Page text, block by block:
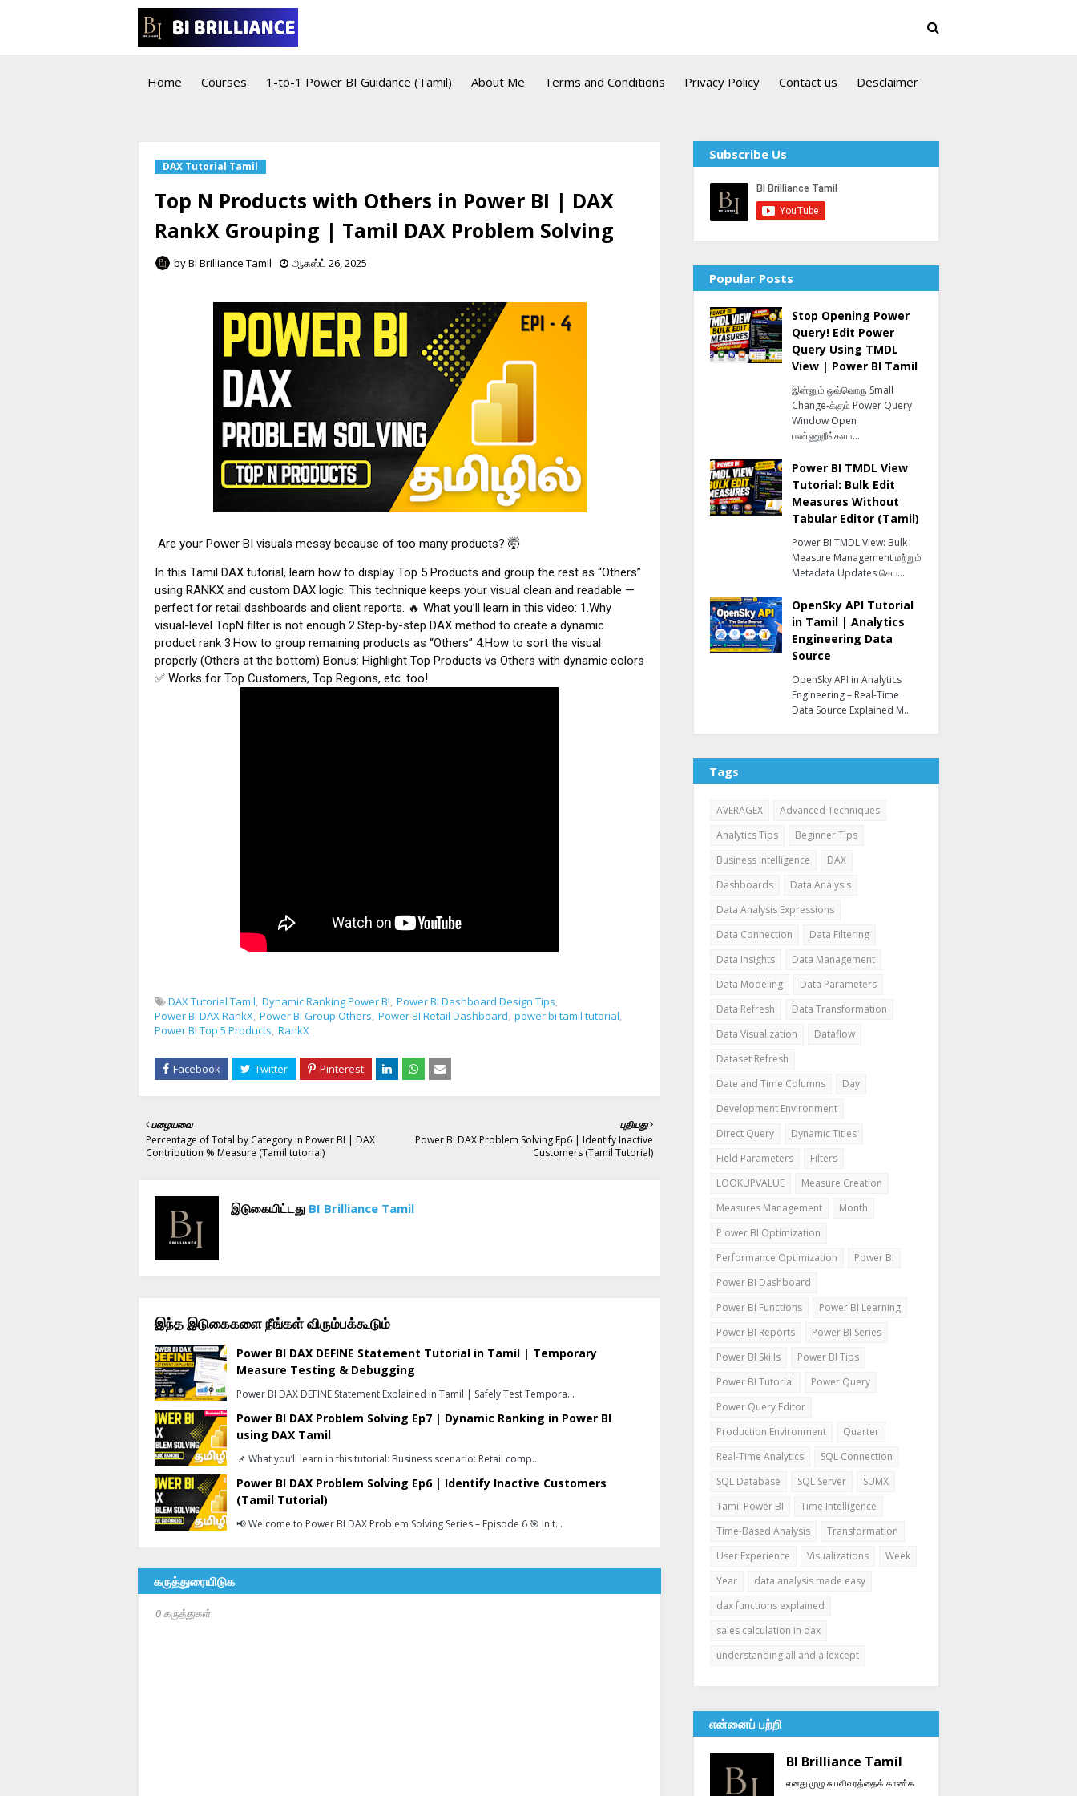
Home Courses 1-to-1 Power BI Guidance (Tamil) About Me Terms and Conditions Privacy Policy Contact us Desclaimer
DAX Tutorial Tamil
Top N Products with Others in Power BI | DAX
RankX Grouping | Tamil DAX Problem Solving
byBI Brilliance Tamil ஆகஸ்ட் 26, 2025
Are your Power BI visuals messy because of too many products? 🤯
In this Tamil DAX tutorial, learn how to display Top 5 Products and group the rest as “Others”
using RANKX and custom DAX logic. This technique keeps your visual clean and readable —
perfect for retail dashboards and client reports. 🔥 What you’ll learn in this video: 1.Why
visual-level TopN filter is not enough 2.Step-by-step DAX method to create a dynamic
product rank 3.How to group remaining products as “Others” 4.How to sort the visual
properly (Others at the bottom) Bonus: Highlight Top Products vs Others with dynamic colors
✅ Works for Top Customers, Top Regions, etc. too!
DAX Tutorial Tamil Dynamic Ranking Power BI Power BI Dashboard Design Tips
Power BI DAX RankX Power BI Group Others Power BI Retail Dashboard power bi tamil tutorial
Power BI Top 5 Products RankX
புதியது
Power BI DAX Problem Solving Ep6 | Identify Inactive
Customers (Tamil Tutorial)
பழையவை
Percentage of Total by Category in Power BI | DAX
Contribution % Measure (Tamil tutorial)
இடுகையிட்டது BI Brilliance Tamil
இந்த இடுகைகளை நீங்கள் விரும்பக்கூடும்
Power BI DAX DEFINE Statement Tutorial in Tamil | Temporary
Measure Testing & Debugging
Power BI DAX DEFINE Statement Explained in Tamil | Safely Test Tempora…
Power BI DAX Problem Solving Ep7 | Dynamic Ranking in Power BI
using DAX Tamil
📌 What you’ll learn in this tutorial: Business scenario: Retail comp…
Power BI DAX Problem Solving Ep6 | Identify Inactive Customers
(Tamil Tutorial)
📢 Welcome to Power BI DAX Problem Solving Series – Episode 6 🎯 In t…
கருத்துரையிடுக
0 கருத்துகள்
Subscribe Us
Popular Posts
Stop Opening Power
Query! Edit Power
Query Using TMDL
View | Power BI Tamil
இன்னும் ஒவ்வொரு Small
Change-க்கும் Power Query
Window Open
பண்ணுறீங்களா…
Power BI TMDL View
Tutorial: Bulk Edit
Measures Without
Tabular Editor (Tamil)
Power BI TMDL View: Bulk
Measure Management மற்றும்
Metadata Updates செய…
OpenSky API Tutorial
in Tamil | Analytics
Engineering Data
Source
OpenSky API in Analytics
Engineering – Real-Time
Data Source Explained M…
Tags
AVERAGEX
Advanced Techniques
Analytics Tips
Beginner Tips
Business Intelligence
DAX
Dashboards
Data Analysis
Data Analysis Expressions
Data Connection
Data Filtering
Data Insights
Data Management
Data Modeling
Data Parameters
Data Refresh
Data Transformation
Data Visualization
Dataflow
Dataset Refresh
Date and Time Columns
Day
Development Environment
Direct Query
Dynamic Titles
Field Parameters
Filters
LOOKUPVALUE
Measure Creation
Measures Management
Month
P ower BI Optimization
Performance Optimization
Power BI
Power BI Dashboard
Power BI Functions
Power BI Learning
Power BI Reports
Power BI Series
Power BI Skills
Power BI Tips
Power BI Tutorial
Power Query
Power Query Editor
Production Environment
Quarter
Real-Time Analytics
SQL Connection
SQL Database
SQL Server
SUMX
Tamil Power BI
Time Intelligence
Time-Based Analysis
Transformation
User Experience
Visualizations
Week
Year
data analysis made easy
dax functions explained
sales calculation in dax
understanding all and allexcept
என்னைப் பற்றி
BI Brilliance Tamil
எனது முழு சுயவிவரத்தைக் காண்க